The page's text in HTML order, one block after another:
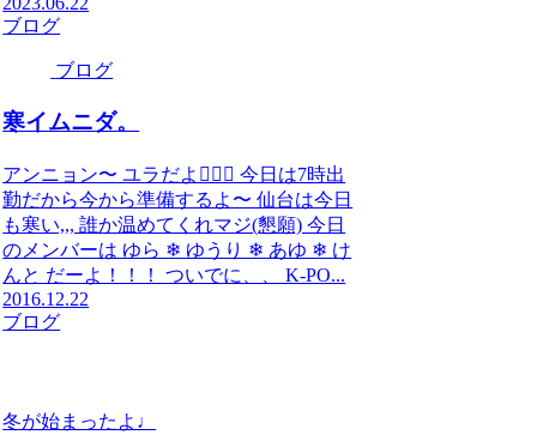
ブログ
ブログ
寒イムニダ。
アンニョン〜 ユラだよ🙋🏻‍♂️ 今日は7時出
勤だから今から準備するよ〜 仙台は今日
も寒い,,, 誰か温めてくれマジ(懇願) 今日
のメンバーは ゆら ❄ ゆうり ❄ あゆ ❄ け
んと だーよ！！！ ついでに、、 K-PO...
2016.12.22
ブログ
冬が始まったよ♩